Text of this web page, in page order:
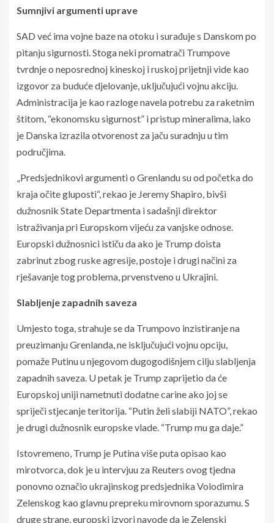
Sumnjivi argumenti uprave
SAD već ima vojne baze na otoku i surađuje s Danskom po
pitanju sigurnosti. Stoga neki promatrači Trumpove
tvrdnje o neposrednoj kineskoj i ruskoj prijetnji vide kao
izgovor za buduće djelovanje, uključujući vojnu akciju.
Administracija je kao razloge navela potrebu za raketnim
štitom, “ekonomsku sigurnost” i pristup mineralima, iako
je Danska izrazila otvorenost za jaču suradnju u tim
područjima.
„Predsjednikovi argumenti o Grenlandu su od početka do
kraja očite gluposti“, rekao je Jeremy Shapiro, bivši
dužnosnik State Departmenta i sadašnji direktor
istraživanja pri Europskom vijeću za vanjske odnose.
Europski dužnosnici ističu da ako je Trump doista
zabrinut zbog ruske agresije, postoje i drugi načini za
rješavanje tog problema, prvenstveno u Ukrajini.
Slabljenje zapadnih saveza
Umjesto toga, strahuje se da Trumpovo inzistiranje na
preuzimanju Grenlanda, ne isključujući vojnu opciju,
pomaže Putinu u njegovom dugogodišnjem cilju slabljenja
zapadnih saveza. U petak je Trump zaprijetio da će
Europskoj uniji nametnuti dodatne carine ako joj se
spriječi stjecanje teritorija. “Putin želi slabiji NATO”, rekao
je drugi dužnosnik europske vlade. “Trump mu ga daje.”
Istovremeno, Trump je Putina više puta opisao kao
mirotvorca, dok je u intervjuu za Reuters ovog tjedna
ponovno označio ukrajinskog predsjednika Volodimira
Zelenskog kao glavnu prepreku mirovnom sporazumu. S
druge strane, europski izvori navode da je Zelenski